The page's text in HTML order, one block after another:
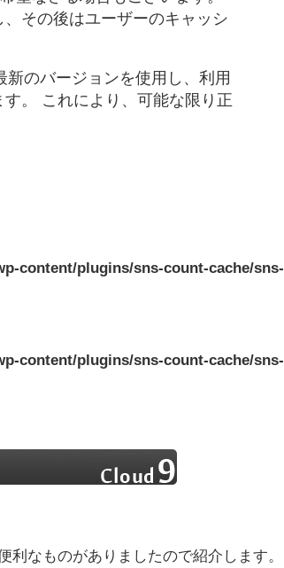
その後はユーザーのキャッシ
のバージョンを使用し、利用
。 これにより、可能な限り正
content/plugins/sns-count-cache/sns-
content/plugins/sns-count-cache/sns-
なものがありましたので紹介します。